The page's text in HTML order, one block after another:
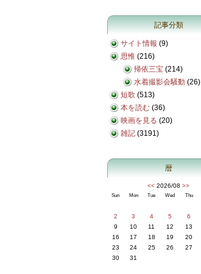
記事分類
サイト情報 (9)
思惟 (216)
帰依三宝 (214)
水着撮影会騒動 (26)
短歌 (513)
本を読む (36)
映画を見る (20)
雑記 (3191)
暦
<< 2026/08 >>
Sun Mon Tue Wed Thu
2
3 4 5 6
9
10 11 12 13
16
17 18 19 20
23
24 25 26 27
30
31